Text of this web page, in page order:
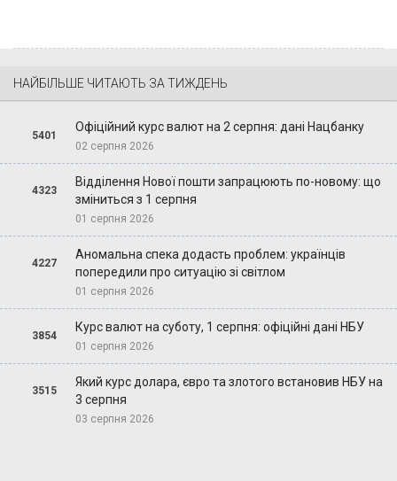
НАЙБІЛЬШЕ ЧИТАЮТЬ ЗА ТИЖДЕНЬ
5401
Офіційний курс валют на 2 серпня: дані Нацбанку
02 серпня 2026
4323
Відділення Нової пошти запрацюють по-новому: що
зміниться з 1 серпня
01 серпня 2026
4227
Аномальна спека додасть проблем: українців
попередили про ситуацію зі світлом
01 серпня 2026
3854
Курс валют на суботу, 1 серпня: офіційні дані НБУ
01 серпня 2026
3515
Який курс долара, євро та злотого встановив НБУ на
3 серпня
03 серпня 2026